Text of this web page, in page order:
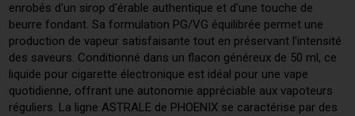
enrobés d'un sirop d'érable authentique et d'une touche de
beurre fondant. Sa formulation PG/VG équilibrée permet une
production de vapeur satisfaisante tout en préservant l'intensité
des saveurs. Conditionné dans un flacon généreux de 50 ml, ce
liquide pour cigarette électronique est idéal pour une vape
quotidienne, offrant une autonomie appréciable aux vapoteurs
réguliers. La ligne ASTRALE de PHOENIX se caractérise par des